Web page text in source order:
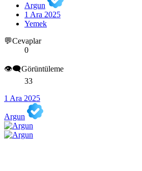
Argun
1 Ara 2025
Yemek
💬Cevaplar
0
👁️‍🗨️Görüntüleme
33
1 Ara 2025
Argun